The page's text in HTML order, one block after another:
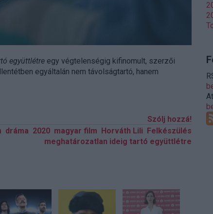
együttlétre egy végtelenségig kifinomult, szerzői
egyáltalán nem távolságtartó, hanem
Szólj hozzá!
dráma 2020 magyar film Horváth Lili
Felkészülés
meghatározatlan ideig tartó együttlétre